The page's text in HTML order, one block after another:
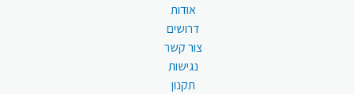
אודות
דרושים
צור קשר
נגישות
תקנון